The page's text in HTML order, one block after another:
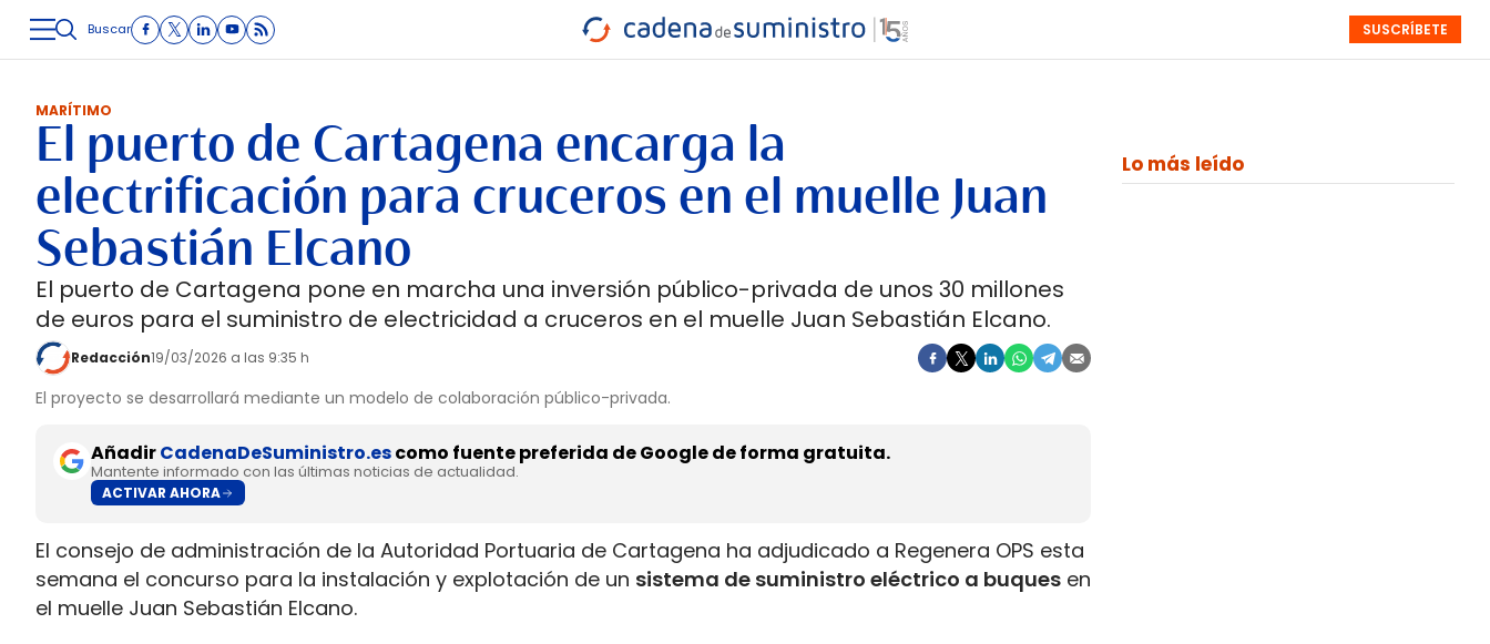
LOGÍSTICA INMOLOGÍSTICA INTRALOGÍSTICA CARRETERA
CARRETERA
MARÍTIMO INTERMODAL PROTAGONISTAS
SEMANALES
MONOGRÁFICOS EVENTOS
SUSCRÍBETE
Buscar
MARÍTIMO
El puerto de Cartagena encarga la
electrificación para cruceros en el muelle Juan
Sebastián Elcano
El puerto de Cartagena pone en marcha una inversión público-privada de unos 30 millones
de euros para el suministro de electricidad a cruceros en el muelle Juan Sebastián Elcano.
Redacción19/03/2026 a las 9:35 h
El proyecto se desarrollará mediante un modelo de colaboración público-privada.
AñadirCadenaDeSuministro.escomo fuente preferida de Google de forma gratuita.
Mantente informado con las últimas noticias de actualidad.
ACTIVAR AHORA
El consejo de administración de la Autoridad Portuaria de Cartagena ha adjudicado a Regenera OPS esta
semana el concurso para la instalación y explotación de un sistema de suministro eléctrico a buques en
el muelle Juan Sebastián Elcano.
Lo más leído